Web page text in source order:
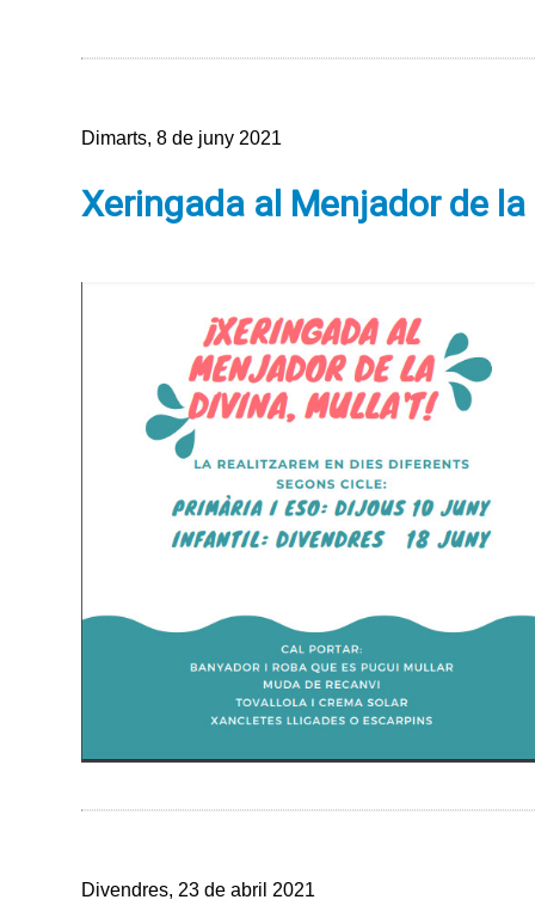
Dimarts, 8 de juny 2021
Xeringada al Menjador de
Divendres, 23 de abril 2021